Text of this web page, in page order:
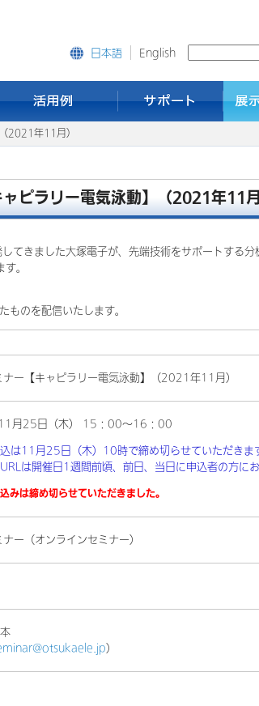
日本語
English
2021年11月）
ピラリー電気泳動】（2021年11月
てきました大塚電子が、先端技術をサポートする
。
のを配信いたします。
ー【キャピラリー電気泳動】（2021年11月）
月25日（木） 15：00～16：00
は11月25日（木）10時で締め切らせていただきま
は開催日1週間前頃、前日、当日に申込者の方にお
みは締め切らせていただきました。
ー（オンラインセミナー）
）